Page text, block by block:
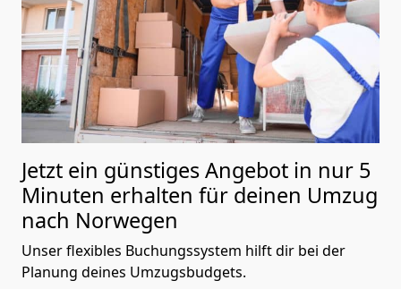
Jetzt ein günstiges Angebot in nur 5
Minuten erhalten für deinen Umzug
nach Norwegen
Unser flexibles Buchungssystem hilft dir bei der
Planung deines Umzugsbudgets.